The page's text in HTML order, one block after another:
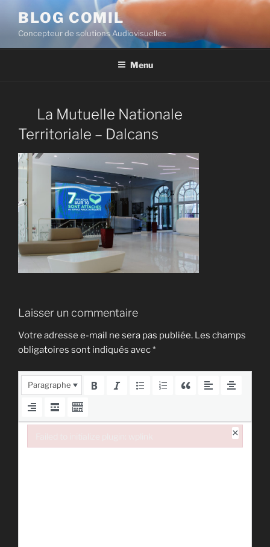
BLOG COMIL
Concepteur de solutions Audiovisuelles
Menu
La Mutuelle Nationale
Territoriale – Dalcans
Laisser un commentaire
Votre adresse e-mail ne sera pas publiée. Les champs
obligatoires sont indiqués avec*
Paragraphe
×
Failed to initialize plugin: wplink